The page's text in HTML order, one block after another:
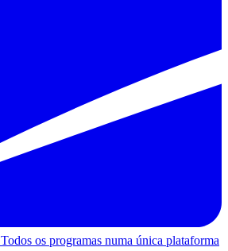
Todos os programas numa única plataforma